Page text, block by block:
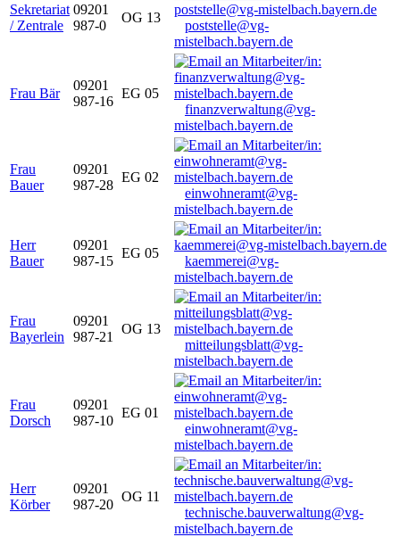
Sekretariat
/ Zentrale
09201
987-0
OG 13
poststelle@vg-
mistelbach.bayern.de
Frau Bär
09201
987-16
EG 05
finanzverwaltung@vg-
mistelbach.bayern.de
Frau
Bauer
09201
987-28
EG 02
einwohneramt@vg-
mistelbach.bayern.de
Herr
Bauer
09201
987-15
EG 05
kaemmerei@vg-
mistelbach.bayern.de
Frau
Bayerlein
09201
987-21
OG 13
mitteilungsblatt@vg-
mistelbach.bayern.de
Frau
Dorsch
09201
987-10
EG 01
einwohneramt@vg-
mistelbach.bayern.de
Herr
Körber
09201
987-20
OG 11
technische.bauverwaltung@vg-
mistelbach.bayern.de